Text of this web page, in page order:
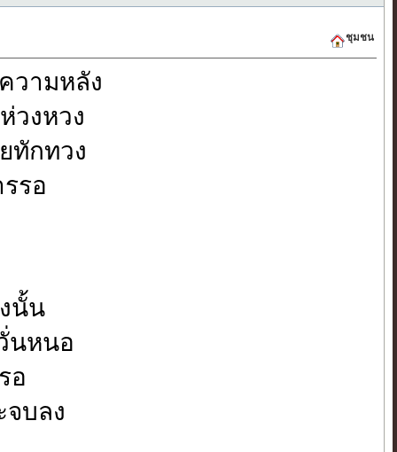
ชุมชน
วามหลัง
วงหวง
ทักทวง
รอ
นั้น
นหนอ
อ
จบลง